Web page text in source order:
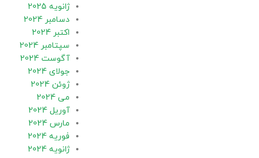
ژانویه 2025
دسامبر 2024
اکتبر 2024
سپتامبر 2024
آگوست 2024
جولای 2024
ژوئن 2024
می 2024
آوریل 2024
مارس 2024
فوریه 2024
ژانویه 2024